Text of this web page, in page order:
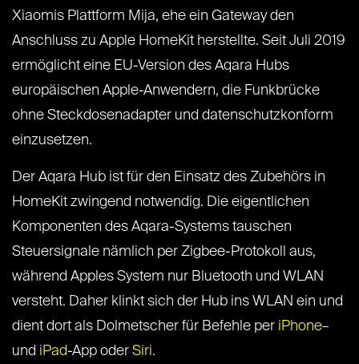
Xiaomis Plattform Mija, ehe ein Gateway den
Anschluss zu Apple HomeKit herstellte. Seit Juli 2019
ermöglicht eine EU-Version des Aqara Hubs
europäischen Apple-Anwendern, die Funkbrücke
ohne Steckdosenadapter und datenschutzkonform
einzusetzen.
Der Aqara Hub ist für den Einsatz des Zubehörs in
HomeKit zwingend notwendig. Die eigentlichen
Komponenten des Aqara-Systems tauschen
Steuersignale nämlich per Zigbee-Protokoll aus,
während Apples System nur Bluetooth und WLAN
versteht. Daher klinkt sich der Hub ins WLAN ein und
dient dort als Dolmetscher für Befehle per iPhone–
und iPad-App oder Siri.